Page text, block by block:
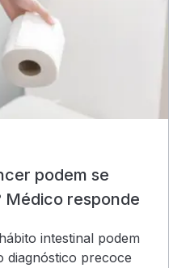
podem se
Médico responde
intestinal podem
diagnóstico precoce